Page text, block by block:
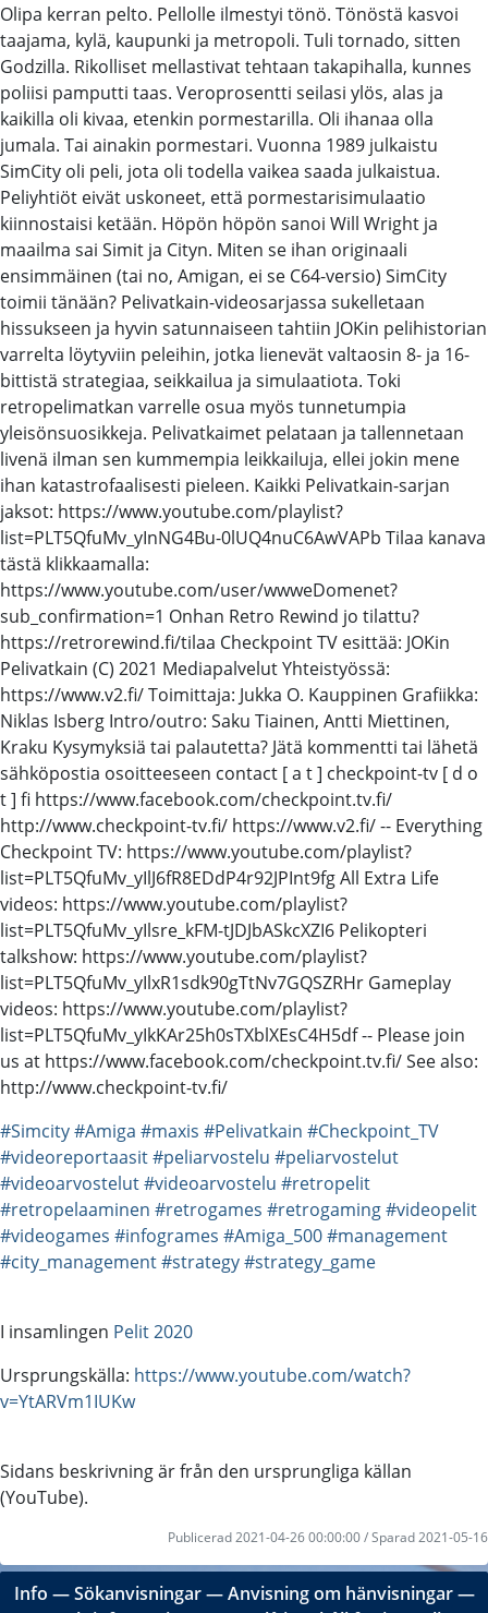
Olipa kerran pelto. Pellolle ilmestyi tönö. Tönöstä kasvoi
taajama, kylä, kaupunki ja metropoli. Tuli tornado, sitten
Godzilla. Rikolliset mellastivat tehtaan takapihalla, kunnes
poliisi pamputti taas. Veroprosentti seilasi ylös, alas ja
kaikilla oli kivaa, etenkin pormestarilla. Oli ihanaa olla
jumala. Tai ainakin pormestari. Vuonna 1989 julkaistu
SimCity oli peli, jota oli todella vaikea saada julkaistua.
Peliyhtiöt eivät uskoneet, että pormestarisimulaatio
kiinnostaisi ketään. Höpön höpön sanoi Will Wright ja
maailma sai Simit ja Cityn. Miten se ihan originaali
ensimmäinen (tai no, Amigan, ei se C64-versio) SimCity
toimii tänään? Pelivatkain-videosarjassa sukelletaan
hissukseen ja hyvin satunnaiseen tahtiin JOKin pelihistorian
varrelta löytyviin peleihin, jotka lienevät valtaosin 8- ja 16-
bittistä strategiaa, seikkailua ja simulaatiota. Toki
retropelimatkan varrelle osua myös tunnetumpia
yleisönsuosikkeja. Pelivatkaimet pelataan ja tallennetaan
livenä ilman sen kummempia leikkailuja, ellei jokin mene
ihan katastrofaalisesti pieleen. Kaikki Pelivatkain-sarjan
jaksot: https://www.youtube.com/playlist?
list=PLT5QfuMv_yInNG4Bu-0lUQ4nuC6AwVAPb Tilaa kanava
tästä klikkaamalla:
https://www.youtube.com/user/wwweDomenet?
sub_confirmation=1 Onhan Retro Rewind jo tilattu?
https://retrorewind.fi/tilaa Checkpoint TV esittää: JOKin
Pelivatkain (C) 2021 Mediapalvelut Yhteistyössä:
https://www.v2.fi/ Toimittaja: Jukka O. Kauppinen Grafiikka:
Niklas Isberg Intro/outro: Saku Tiainen, Antti Miettinen,
Kraku Kysymyksiä tai palautetta? Jätä kommentti tai lähetä
sähköpostia osoitteeseen contact [ a t ] checkpoint-tv [ d o
t ] fi https://www.facebook.com/checkpoint.tv.fi/
http://www.checkpoint-tv.fi/ https://www.v2.fi/ -- Everything
Checkpoint TV: https://www.youtube.com/playlist?
list=PLT5QfuMv_yIlJ6fR8EDdP4r92JPInt9fg All Extra Life
videos: https://www.youtube.com/playlist?
list=PLT5QfuMv_yIlsre_kFM-tJDJbASkcXZI6 Pelikopteri
talkshow: https://www.youtube.com/playlist?
list=PLT5QfuMv_yIlxR1sdk90gTtNv7GQSZRHr Gameplay
videos: https://www.youtube.com/playlist?
list=PLT5QfuMv_yIkKAr25h0sTXblXEsC4H5df -- Please join
us at https://www.facebook.com/checkpoint.tv.fi/ See also:
http://www.checkpoint-tv.fi/
#Simcity#Amiga #maxis #Pelivatkain #Checkpoint_TV
#videoreportaasit#peliarvostelu #peliarvostelut
#videoarvostelut#videoarvostelu #retropelit
#retropelaaminen #retrogames #retrogaming#videopelit
#videogames #infogrames #Amiga_500#management
#city_management#strategy#strategy_game
I insamlingen Pelit 2020
Ursprungskälla: https://www.youtube.com/watch?
v=YtARVm1IUKw
Sidans beskrivning är från den ursprungliga källan
(YouTube).
Publicerad 2021-04-26 00:00:00 / Sparad 2021-05-16
Info ―Sökanvisningar―Anvisning om hänvisningar―